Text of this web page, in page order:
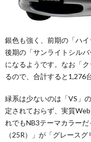
銀色も強く、前期の「ハ
後期の「サンライトシル
になるようです。なお「
るので、合計すると1,276
緑系は少ないのは「VS」
定されておらず、実質
れでもNB3テーマカラー
（25R）」が「グレース